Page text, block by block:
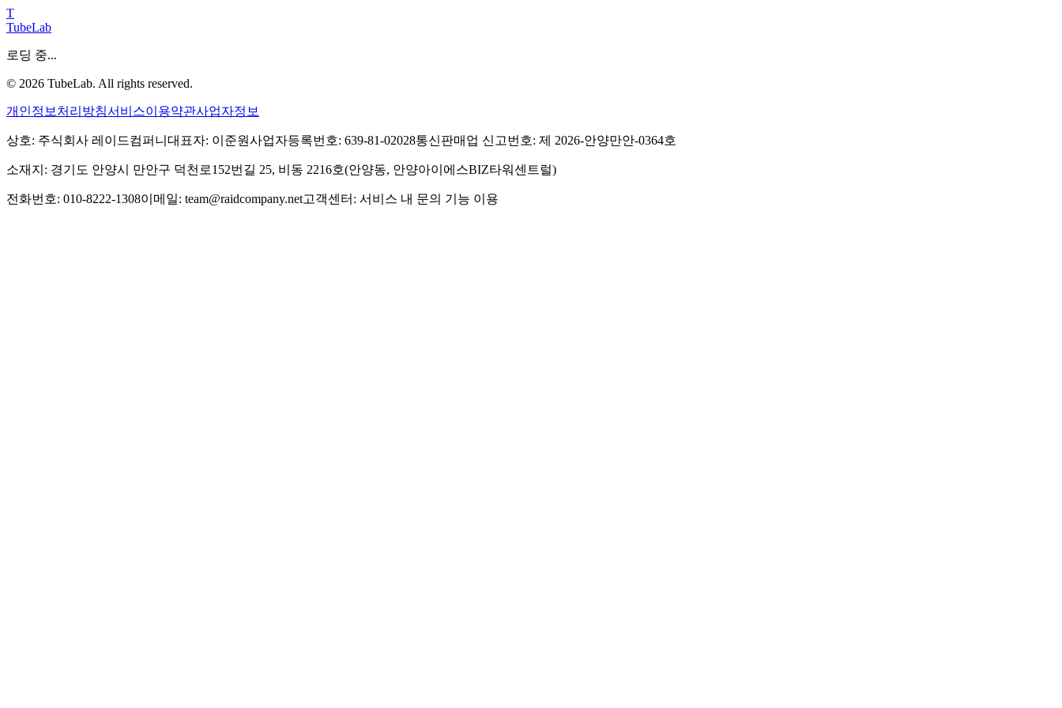
T
TubeLab
로딩 중...
© 2026 TubeLab. All rights reserved.
개인정보처리방침서비스이용약관사업자정보
상호: 주식회사 레이드컴퍼니 대표자: 이준원사업자등록번호: 639-81-02028통신판매업 신고번호: 제 2026-안양만안-0364호
소재지: 경기도 안양시 만안구 덕천로152번길 25, 비동 2216호(안양동, 안양아이에스BIZ타워센트럴)
전화번호: 010-8222-1308이메일: team@raidcompany.net고객센터: 서비스 내 문의 기능 이용